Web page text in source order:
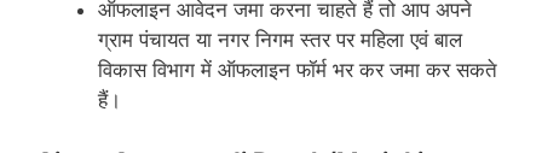
ऑफलाइन आवेदन जमा करना चाहते हैं तो आप अपने
ग्राम पंचायत या नगर निगम स्तर पर महिला एवं बाल
विकास विभाग में ऑफलाइन फॉर्म भर कर जमा कर सकते
हैं।